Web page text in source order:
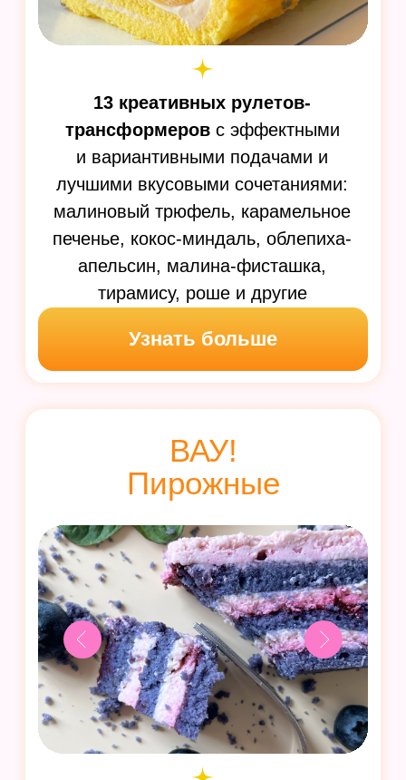
20 видов печеньяиз различных
видов теста с необычными
наполнителями и начинками, чтобы
радовать семью и удивлять клиентов
15 трендовых кексов
с себестоимостью на любой кошелек.
Узнайте новые вкусовые сочетания
и технологию приготовления десертов
ВАУ! Кексы
ВАУ! Печенье